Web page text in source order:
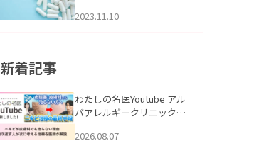
2023.11.10
新着記事
わたしの名医Youtube アル
バアレルギークリニック札
らない理由｜繰り返す人が
2026.08.07